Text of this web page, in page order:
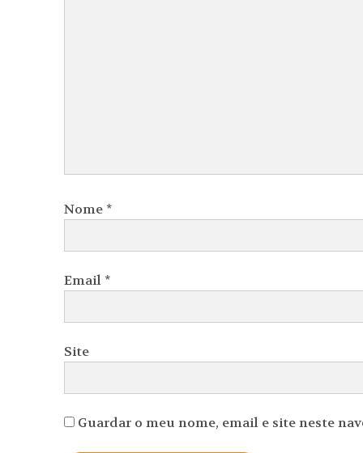
Nome *
Email *
Site
Guardar o meu nome, email e site neste